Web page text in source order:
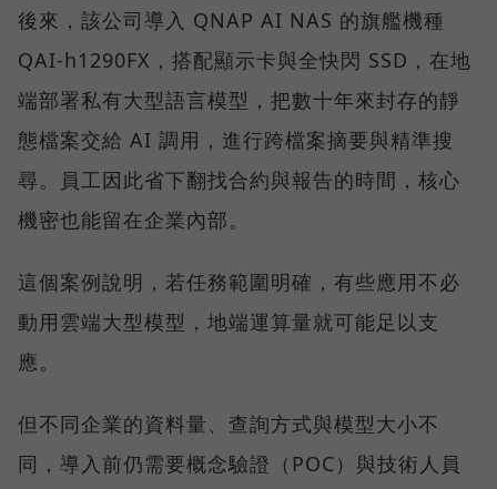
後來，該公司導入 QNAP AI NAS 的旗艦機種
QAI-h1290FX，搭配顯示卡與全快閃 SSD，在地
端部署私有大型語言模型，把數十年來封存的靜
態檔案交給 AI 調用，進行跨檔案摘要與精準搜
尋。員工因此省下翻找合約與報告的時間，核心
機密也能留在企業內部。
這個案例說明，若任務範圍明確，有些應用不必
動用雲端大型模型，地端運算量就可能足以支
應。
但不同企業的資料量、查詢方式與模型大小不
同，導入前仍需要概念驗證（POC）與技術人員